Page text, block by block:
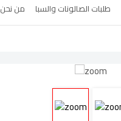
طلبات الصالونات والسبا من نحن